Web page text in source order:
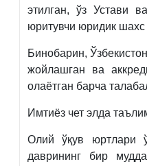
этилган, ўз Устави
юритувчи юридик
Бинобарин,
жойлашган ва
олаётган барча
Имтиёз чет элда
Олий ўқув юртлари
даврининг бир